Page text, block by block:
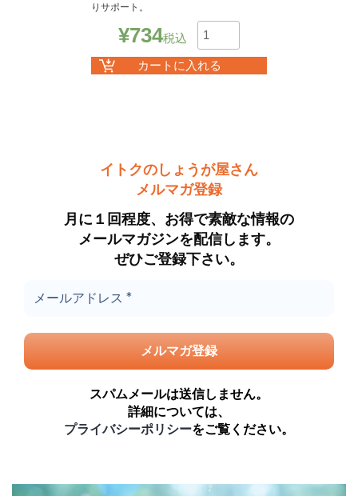
りサポート。
¥734税込
数
カートに入れる
イトクのしょうが屋さん
メルマガ登録
月に１回程度、お得で素敵な情報の
メールマガジンを配信します。
ぜひご登録下さい。
スパムメールは送信しません。
詳細については、
プライバシーポリシーをご覧ください。